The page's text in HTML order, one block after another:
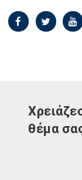
θέμα